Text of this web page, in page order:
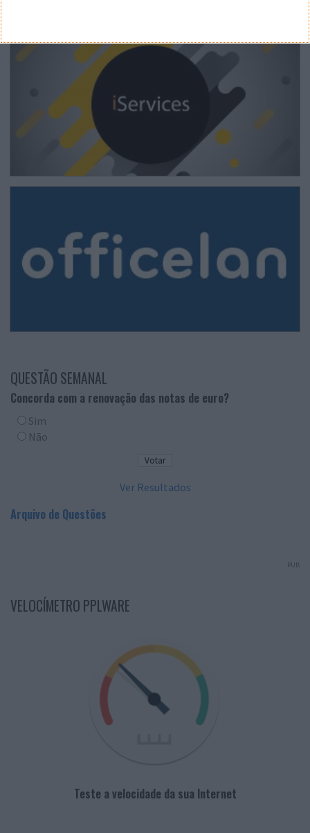
QUESTÃO SEMANAL
Concorda com a renovação das notas de euro?
Sim
Não
Ver Resultados
Arquivo de Questões
PUB
VELOCÍMETRO PPLWARE
Teste a velocidade da sua Internet